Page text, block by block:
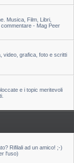
Musica, Film, Libri,
- Mag Peer
video, grafica, foto e scritti
e i topic meritevoli
Rifilali ad un amico! ;-)
l'uso)